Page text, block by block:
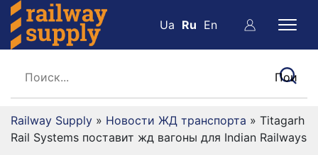
Ua Ru En
Railway Supply » Новости ЖД транспорта » Titagarh
Rail Systems поставит жд вагоны для Indian Railways